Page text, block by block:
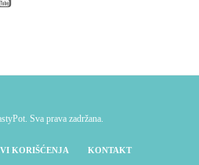
Sva prava zadržana.
KORIŠĆENJA KONTAKT